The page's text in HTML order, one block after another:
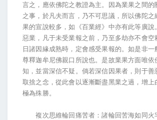
言之，應依佛陀之教證為主。因為業果之間的
之事，於凡夫而言，乃不可思議，所以佛陀之
果的宣說較多，如《百業經》中亦有此等廣說
惡業，凡于未受業報之前，乃至多劫亦不會空
日諸因緣成熟時，定會感受果報的。如是非一
尊釋迦牟尼佛親口所說也。是故業果方面唯依
知，並當深信不疑。倘若深信因果者，則于善
取捨之念，從此會以逐漸斷盡黑業之過，增上
極為殊勝。
複次思維輪回痛苦者：諸輪回苦海如同火